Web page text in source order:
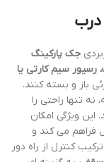
درب
جک پارکینگ
رسیور سیم کارتی یا
باز و بسته کنند.
تنها راحتی را
ویژگی امکان
فراهم می کند و
کنترل از راه دور